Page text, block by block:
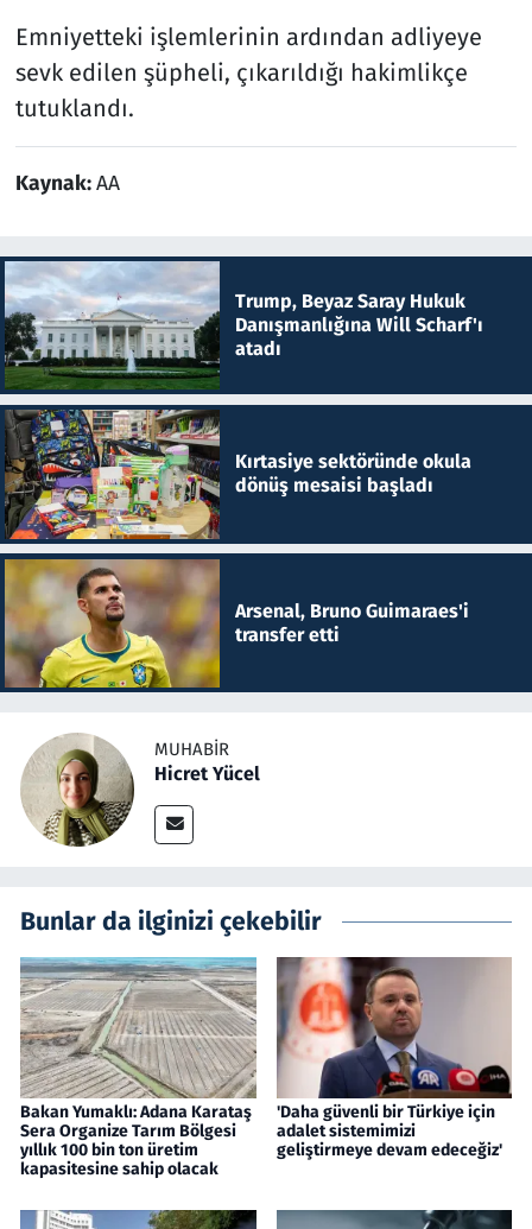
Emniyetteki işlemlerinin ardından adliyeye
sevk edilen şüpheli, çıkarıldığı hakimlikçe
tutuklandı.
Kaynak:AA
Trump, Beyaz Saray Hukuk
Danışmanlığına Will Scharf'ı
atadı
Kırtasiye sektöründe okula
dönüş mesaisi başladı
Arsenal, Bruno Guimaraes'i
transfer etti
MUHABIR
Hicret Yücel
Bunlar da ilginizi çekebilir
Bakan Yumaklı: Adana Karataş
Sera Organize Tarım Bölgesi
yıllık 100 bin ton üretim
kapasitesine sahip olacak
'Daha güvenli bir Türkiye için
adalet sistemimizi
geliştirmeye devam edeceğiz'